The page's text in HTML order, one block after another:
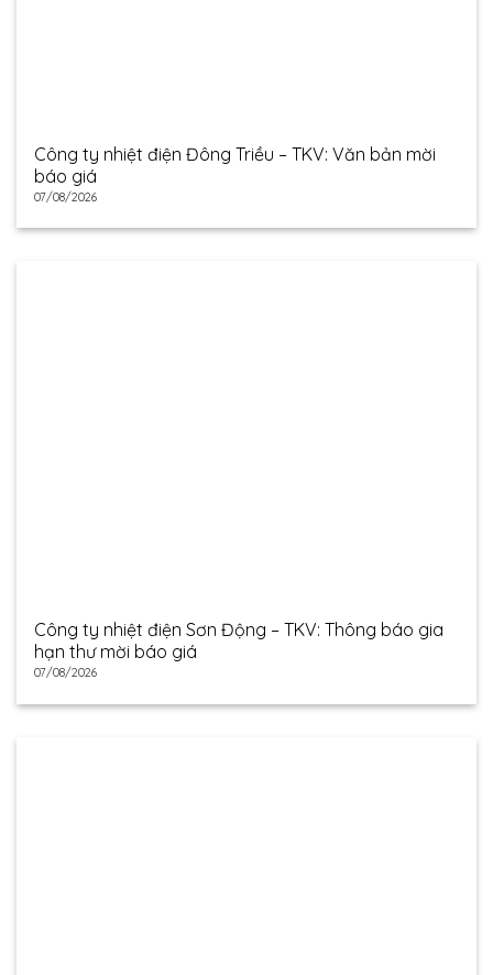
Công ty nhiệt điện Đông Triều – TKV: Văn bản mời
báo giá
07/08/2026
Công ty nhiệt điện Sơn Động – TKV: Thông báo gia
hạn thư mời báo giá
07/08/2026